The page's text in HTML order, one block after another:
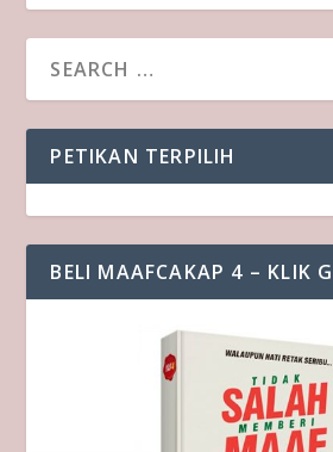
PETIKAN TERPILIH
BELI MAAFCAKAP 4 – KLIK